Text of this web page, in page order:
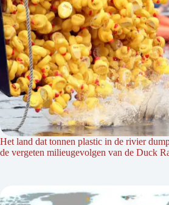
Het land dat tonnen plastic in de rivier
de vergeten milieugevolgen van de Duck